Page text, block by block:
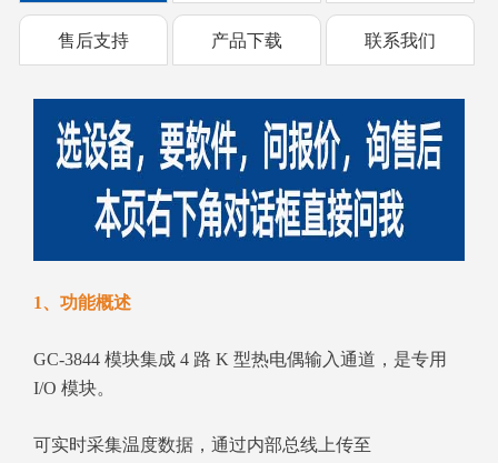
售后支持 产品下载 联系我们
1、功能概述
GC‑3844 模块集成 4 路 K 型热电偶输入通道，是专用
I/O 模块。
可实时采集温度数据，通过内部总线上传至